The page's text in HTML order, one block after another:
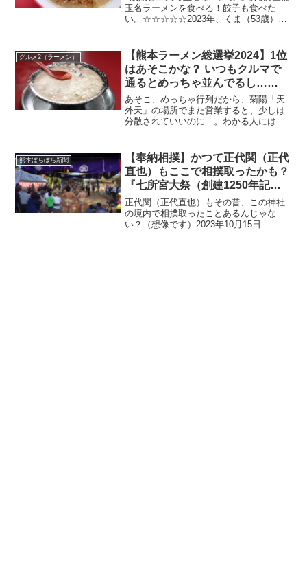
玉名ラーメンを食べる！餃子も食べた
い。☆☆☆☆☆2023年、くま（53歳）と
たろー（♂）は6歳になります。高齢出
産、高齢子育て...
グルメ2（ラーメン）
【熊本ラーメン総選挙2024】1位
はあそこかな？ いつもクルマで
通るとめっちゃ並んでるし…
【KAB熊本朝日放送2024年10月
23日(水)放送】
あそこ、めっちゃ行列だから、菊陽「天
外天」の場所でまた営業すると、少しは
分散されていいのに…。わかる人にはわ
ん、広く浅く世間を語る特技：リフティ
ング50回名前：カエル（♂）...
熊本ぼちぼち新聞
【奉納相撲】かつて正代関（正代
直也）もここで相撲取ったかも？
『七所宮大祭（創建1250年記
念）』で鶴城中学校・熊本農業高
校相撲部の皆さんが奉納相撲【熊
本市南区城南町】
正代関（正代直也）もその昔、この神社
の境内で相撲取ったことあるんじゃな
い？（想像です）2023年10月15日